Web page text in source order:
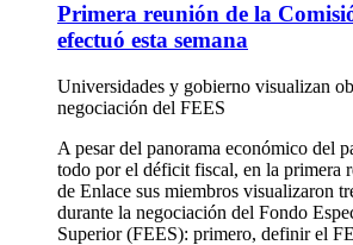
Primera reunión de la
efectuó esta semana
Universidades y gobierno visualizan
negociación del FEES
A pesar del panorama económico del
todo por el déficit fiscal, en la primera
de Enlace sus miembros visualizaron
durante la negociación del Fondo
Superior (FEES): primero, definir el